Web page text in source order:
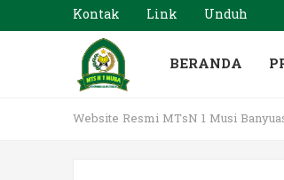
Kontak Link Unduh
BERANDA
Website Resmi MTsN 1 Musi